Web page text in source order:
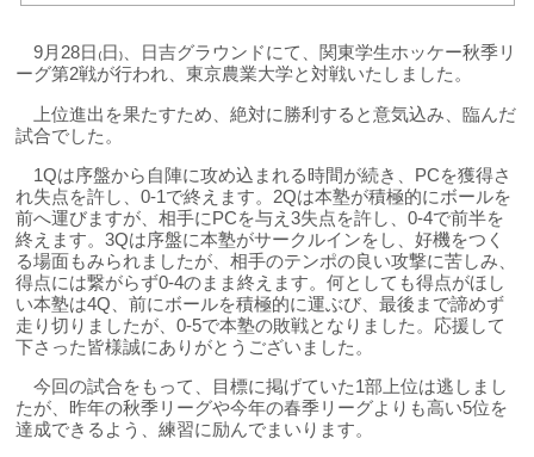
9月28日₍日₎、日吉グラウンドにて、関東学生ホッケー秋季リ
ーグ第2戦が行われ、東京農業大学と対戦いたしました。
上位進出を果たすため、絶対に勝利すると意気込み、臨んだ
試合でした。
1Qは序盤から自陣に攻め込まれる時間が続き、PCを獲得さ
れ失点を許し、0-1で終えます。2Qは本塾が積極的にボールを
前へ運びますが、相手にPCを与え3失点を許し、0-4で前半を
終えます。3Qは序盤に本塾がサークルインをし、好機をつく
る場面もみられましたが、相手のテンポの良い攻撃に苦しみ、
得点には繋がらず0-4のまま終えます。何としても得点がほし
い本塾は4Q、前にボールを積極的に運ぶび、最後まで諦めず
走り切りましたが、0-5で本塾の敗戦となりました。応援して
下さった皆様誠にありがとうございました。
今回の試合をもって、目標に掲げていた1部上位は逃しまし
たが、昨年の秋季リーグや今年の春季リーグよりも高い5位を
達成できるよう、練習に励んでまいります。